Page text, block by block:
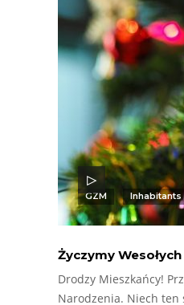
GZM Inhabitants
Życzymy
Drodzy Mieszkańcy!
Narodzenia. Niech ten